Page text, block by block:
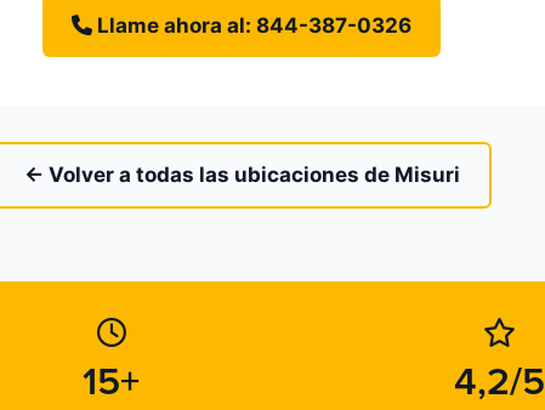
Llame ahora al: 844-387-0326
← Volver a todas las ubicaciones de Misuri
15+ 4,2/5